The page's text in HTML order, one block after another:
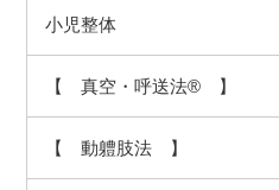
小児整体
【 真空・呼送法® 】
【 動軆肢法 】